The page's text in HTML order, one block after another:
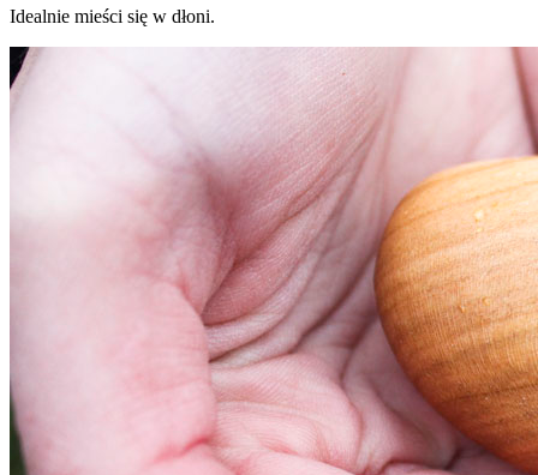
Idealnie mieści się w dłoni.